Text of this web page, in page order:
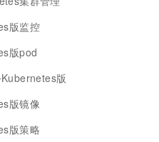
版监控
版pod
版
版镜像
版策略